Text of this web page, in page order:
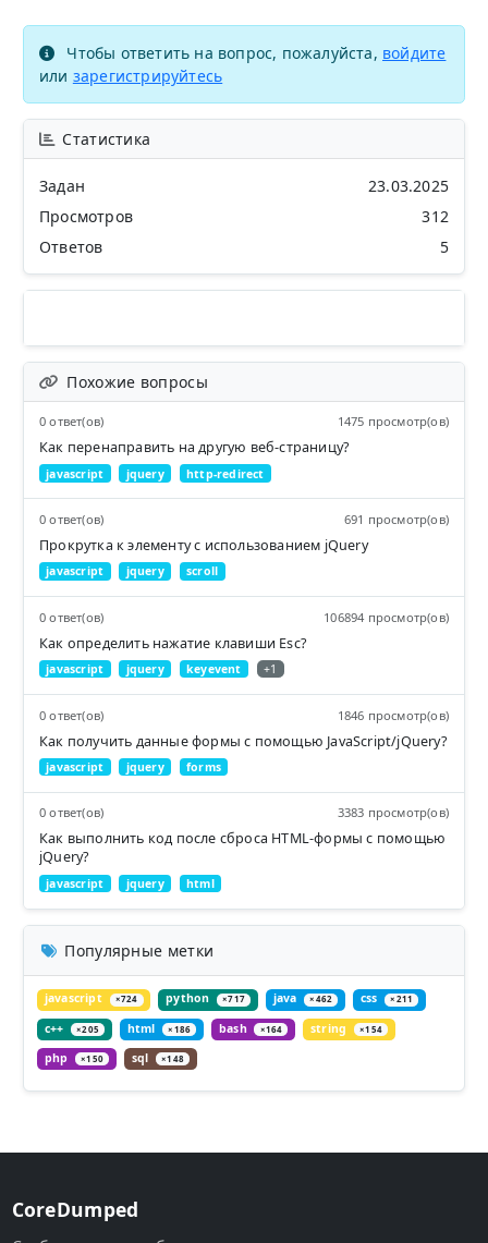
Чтобы ответить на вопрос, пожалуйста, войдите
или зарегистрируйтесь
Статистика
Задан
23.03.2025
Просмотров
312
Ответов
5
Похожие вопросы
0 ответ(ов) 1475 просмотр(ов)
Как перенаправить на другую веб-страницу?
javascript jquery http-redirect
0 ответ(ов) 691 просмотр(ов)
Прокрутка к элементу с использованием jQuery
javascript jquery scroll
0 ответ(ов) 106894 просмотр(ов)
Как определить нажатие клавиши Esc?
javascript jquery keyevent +1
0 ответ(ов) 1846 просмотр(ов)
Как получить данные формы с помощью JavaScript/jQuery?
javascript jquery forms
0 ответ(ов) 3383 просмотр(ов)
Как выполнить код после сброса HTML-формы с помощью
jQuery?
javascript jquery html
Популярные метки
javascript ×724 python ×717 java ×462 css ×211
c++ ×205 html ×186 bash ×164 string ×154
php ×150 sql ×148
CoreDumped